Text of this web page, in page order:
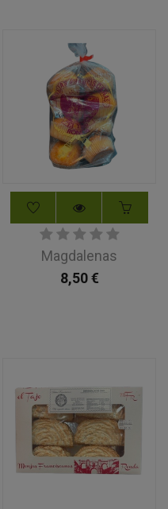
Magdalenas
8,50€